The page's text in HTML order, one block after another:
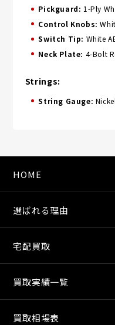
Pickguard: 1-Ply
Control Knobs:
Switch Tip: White
Neck Plate: 4-Bolt
Strings:
String Gauge:
HOME
選ばれる理由
宅配買取
買取実績一覧
買取相場表